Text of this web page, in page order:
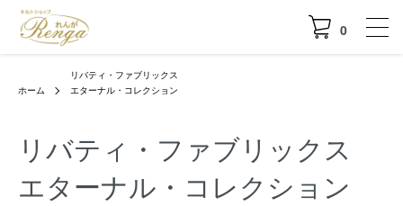
0
ホーム
リバティ・ファブリックス
エターナル・コレクション
リバティ・ファブリックス
エターナル・コレクション